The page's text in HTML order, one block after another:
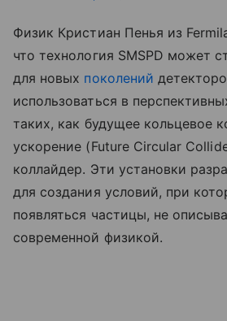
Физик Кристиан Пенья из
что технология SMSPD может
для новых поколений
использоваться в
таких, как будущее кольцевое
ускорение (Future Circular
коллайдер. Эти установки
для создания условий, при
появляться частицы, не
современной физикой.